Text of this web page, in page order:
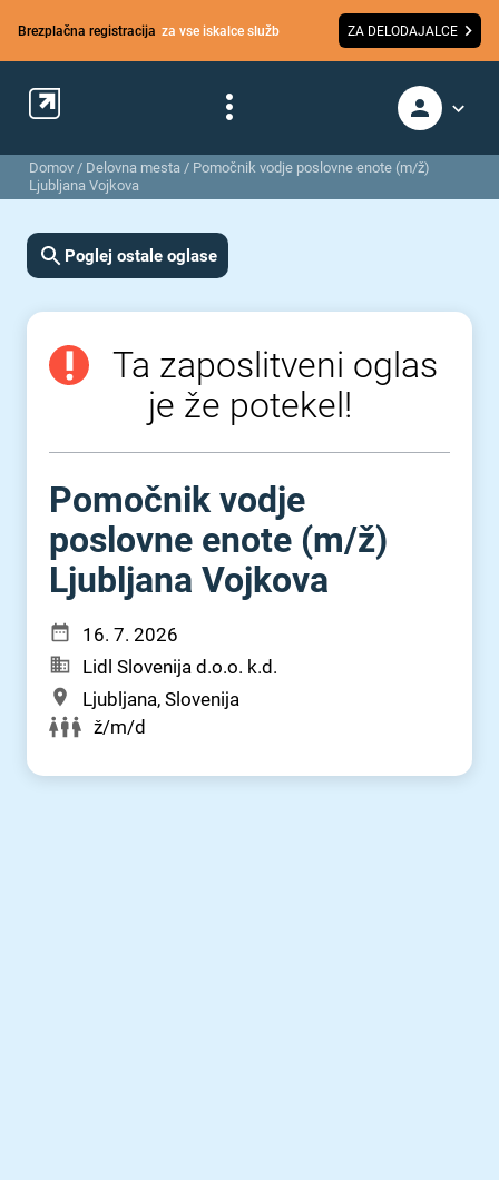
Brezplačna registracija za vse iskalce služb ZA DELODAJALCE
Domov / Delovna mesta / Pomočnik vodje poslovne enote (m/ž)
Ljubljana Vojkova
Poglej ostale oglase
Ta zaposlitveni oglas
je že potekel!
Pomočnik vodje
poslovne enote (m⁠/⁠ž)
Ljubljana Vojkova
16. 7. 2026
Lidl Slovenija d.o.o. k.d.
Ljubljana, Slovenija
ž/m/d